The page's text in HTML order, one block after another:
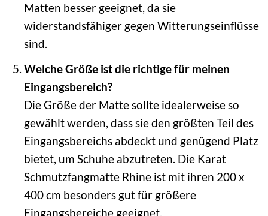
Matten besser geeignet, da sie
widerstandsfähiger gegen Witterungseinflüsse
sind.
Welche Größe ist die richtige für meinen
Eingangsbereich?
Die Größe der Matte sollte idealerweise so
gewählt werden, dass sie den größten Teil des
Eingangsbereichs abdeckt und genügend Platz
bietet, um Schuhe abzutreten. Die Karat
Schmutzfangmatte Rhine ist mit ihren 200 x
400 cm besonders gut für größere
Eingangsbereiche geeignet.